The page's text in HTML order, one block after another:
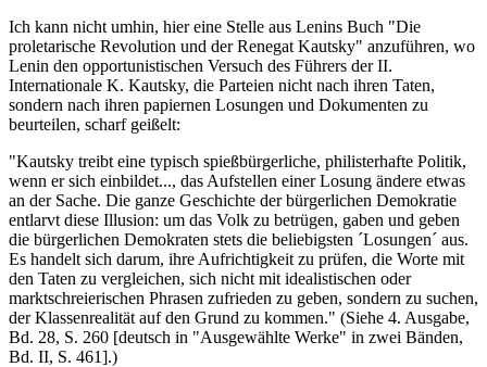
Ich kann nicht umhin, hier eine Stelle aus Lenins Buch "Die
proletarische Revolution und der Renegat Kautsky" anzuführen, wo
Lenin den opportunistischen Versuch des Führers der II.
Internationale K. Kautsky, die Parteien nicht nach ihren Taten,
sondern nach ihren papiernen Losungen und Dokumenten zu
beurteilen, scharf geißelt:
"Kautsky treibt eine typisch spießbürgerliche, philisterhafte Politik,
wenn er sich einbildet..., das Aufstellen einer Losung ändere etwas
an der Sache. Die ganze Geschichte der bürgerlichen Demokratie
entlarvt diese Illusion: um das Volk zu betrügen, gaben und geben
die bürgerlichen Demokraten stets die beliebigsten ´Losungen´ aus.
Es handelt sich darum, ihre Aufrichtigkeit zu prüfen, die Worte mit
den Taten zu vergleichen, sich nicht mit idealistischen oder
marktschreierischen Phrasen zufrieden zu geben, sondern zu suchen,
der Klassenrealität auf den Grund zu kommen." (Siehe 4. Ausgabe,
Bd. 28, S. 260 [deutsch in "Ausgewählte Werke" in zwei Bänden,
Bd. II, S. 461].)